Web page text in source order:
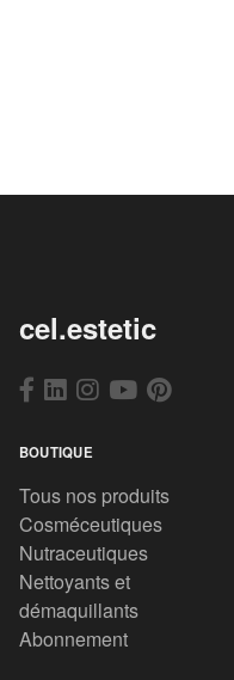
cel.estetic
BOUTIQUE
Tous nos produits
Cosméceutiques
Nutraceutiques
Nettoyants et
démaquillants
Abonnement